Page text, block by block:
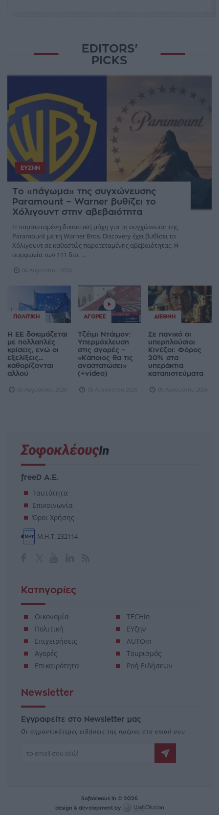
EDITORS'
PICKS
ΕΥΖΗΝ
Το «πάγωμα» της συγχώνευσης
Paramount – Warner βυθίζει το
Χόλιγουντ στην αβεβαιότητα
Η παρατεταμένη δικαστική μάχη για τη συγχώνευση της
Paramount με τη Warner Bros. Discovery έχει βυθίσει το
Χόλιγουντ σε καθεστώς παρατεταμένης αβεβαιότητας. Η
συμφωνία των 111 δισ. ...
06 Αυγούστου 2026
ΠΟΛΙΤΙΚΉ
Η ΕΕ δοκιμάζεται
με πολλαπλές
κρίσεις, ενώ οι
εξελίξεις...
καθορίζονται
αλλού
06 Αυγούστου 2026
ΑΓΟΡΈΣ
Τζέιμι Ντάιμον:
Υπερμόχλευση
στις αγορές –
«Κάποιος θα τις
αναστατώσει»
(+video)
06 Αυγούστου 2026
ΔΙΕΘΝΉ
Σε πανικό οι
υπερπλούσιοι
Κινέζοι: Φόρος
20% στα
υπεράκτια
καταπιστεύματα
05 Αυγούστου 2026
freeD Α.Ε.
Ταυτότητα
Επικοινωνία
Όροι Χρήσης
Μ.Η.Τ. 232114
Κατηγορίες
Οικονομία
Πολιτική
Επιχειρήσεις
Αγορές
Επικαιρότητα
TECHin
ΕΥζην
AUTOin
Τουρισμός
Ροή Ειδήσεων
Newsletter
Εγγραφείτε στο Newsletter μας
Οι σημαντικότερες ειδήσεις της ημέρας στο email σου
Sofokleous In © 2026
design & development by